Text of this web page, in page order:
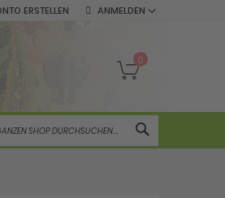
ANMELDEN
ERSTELLEN
Mein
0
SUCHE